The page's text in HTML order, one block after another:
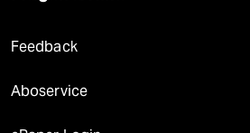
Feedback
Aboservice